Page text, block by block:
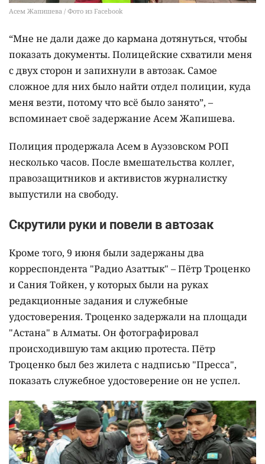
Асем Жапишева / Фото из Facebook
“Мне не дали даже до кармана дотянуться, чтобы
показать документы. Полицейские схватили меня
с двух сторон и запихнули в автозак. Самое
сложное для них было найти отдел полиции, куда
меня везти, потому что всё было занято”, –
вспоминает своё задержание Асем Жапишева.
Полиция продержала Асем в Ауэзовском РОП
несколько часов. После вмешательства коллег,
правозащитников и активистов журналистку
выпустили на свободу.
Скрутили руки и повели в автозак
Кроме того, 9 июня были задержаны два
корреспондента "Радио Азаттык" – Пётр Троценко
и Сания Тойкен, у которых были на руках
редакционные задания и служебные
удостоверения. Троценко задержали на площади
"Астана" в Алматы. Он фотографировал
происходившую там акцию протеста. Пётр
Троценко был без жилета с надписью "Пресса",
показать служебное удостоверение он не успел.